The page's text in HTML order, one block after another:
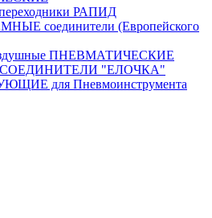
РАПИД
соединители (Европейского
ПНЕВМАТИЧЕСКИЕ
"ЕЛОЧКА"
для Пневмоинструмента